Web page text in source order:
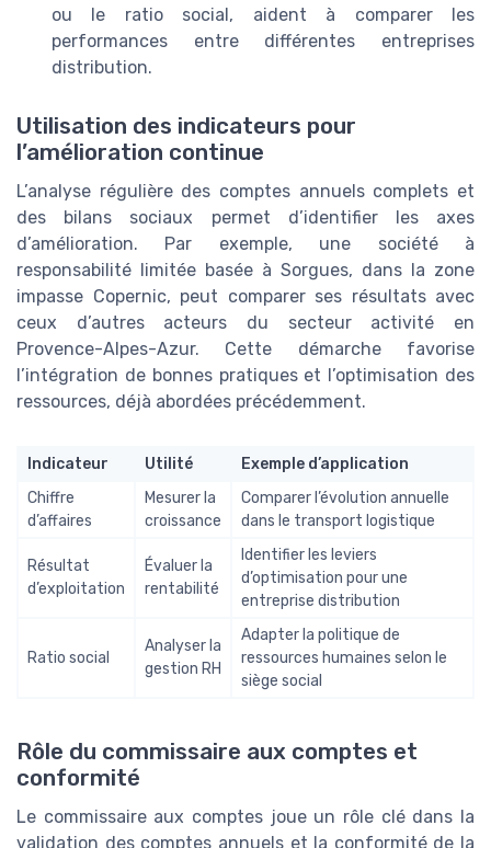
ou le ratio social, aident à comparer les
performances entre différentes entreprises
distribution.
Utilisation des indicateurs pour
l’amélioration continue
L’analyse régulière des comptes annuels complets et
des bilans sociaux permet d’identifier les axes
d’amélioration. Par exemple, une société à
responsabilité limitée basée à Sorgues, dans la zone
impasse Copernic, peut comparer ses résultats avec
ceux d’autres acteurs du secteur activité en
Provence-Alpes-Azur. Cette démarche favorise
l’intégration de bonnes pratiques et l’optimisation des
ressources, déjà abordées précédemment.
Indicateur Utilité
Exemple d’application
Chiffre
d’affaires
Mesurer la
croissance
Comparer l’évolution annuelle
dans le transport logistique
Résultat
d’exploitation
Évaluer la
rentabilité
Identifier les leviers
d’optimisation pour une
entreprise distribution
Ratio social
Analyser la
gestion RH
Adapter la politique de
ressources humaines selon le
siège social
Rôle du commissaire aux comptes et
conformité
Le commissaire aux comptes joue un rôle clé dans la
validation des comptes annuels et la conformité de la